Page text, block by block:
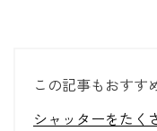
この記事もおすす
シャッターをたく